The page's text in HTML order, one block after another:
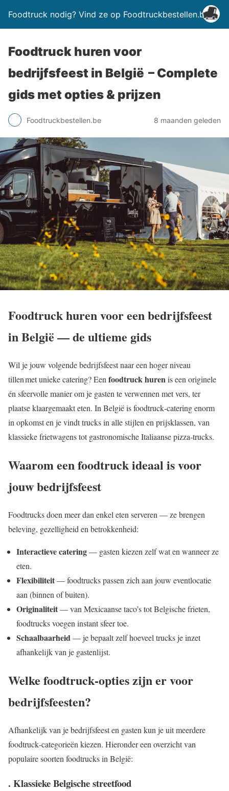
Foodtruck nodig? Vind ze op Foodtruckbestellen.be
Foodtruck huren voor
bedrijfsfeest in België – Complete
gids met opties & prijzen
Foodtruckbestellen.be 8 maanden geleden
Foodtruck huren voor een bedrijfsfeest
in België — de ultieme gids
Wil je jouw volgende bedrijfsfeest naar een hoger niveau
tillen met unieke catering? Een foodtruck hurenis een originele
én sfeervolle manier om je gasten te verwennen met vers, ter
plaatse klaargemaakt eten. In België is foodtruck‑catering enorm
in opkomst en je vindt trucks in alle stijlen en prijsklassen, van
klassieke frietwagens tot gastronomische Italiaanse pizza‑trucks.
Waarom een foodtruck ideaal is voor
jouw bedrijfsfeest
Foodtrucks doen meer dan enkel eten serveren — ze brengen
beleving, gezelligheid en betrokkenheid:
Interactieve catering— gasten kiezen zelf wat en wanneer ze
eten.
Flexibiliteit— foodtrucks passen zich aan jouw eventlocatie
aan (binnen of buiten).
Originaliteit— van Mexicaanse taco’s tot Belgische frieten,
foodtrucks voegen instant sfeer toe.
Schaalbaarheid— je bepaalt zelf hoeveel trucks je inzet
afhankelijk van je gastenlijst.
Welke foodtruck‑opties zijn er voor
bedrijfsfeesten?
Afhankelijk van je bedrijfsfeest en gasten kun je uit meerdere
foodtruck‑categorieën kiezen. Hieronder een overzicht van
populaire soorten foodtrucks in België:
. Klassieke Belgische streetfood